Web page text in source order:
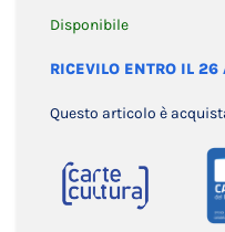
Disponibile
RICEVILO ENTRO IL 26
Questo articolo è